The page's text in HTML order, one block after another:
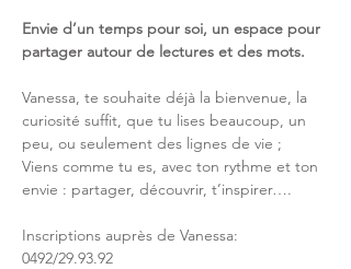
Envie d’un temps pour soi, un espace pour
partager autour de lectures et des mots.
Vanessa, te souhaite déjà la bienvenue, la
curiosité suffit, que tu lises beaucoup, un
peu, ou seulement des lignes de vie ;
Viens comme tu es, avec ton rythme et ton
envie : partager, découvrir, t’inspirer….
Inscriptions auprès de Vanessa:
0492/29.93.92